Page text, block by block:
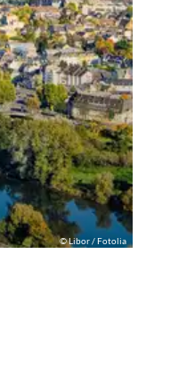
©Libor / Fotolia